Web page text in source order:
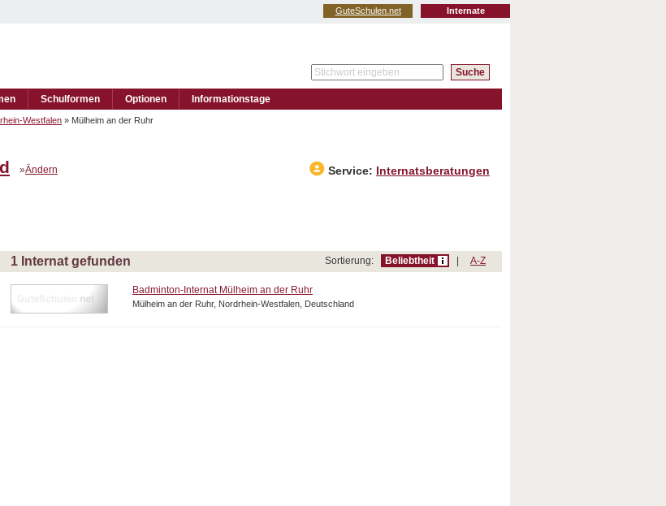
Internate
GuteSchulen.net
Schulformen Optionen Informationstage
Westfalen » Mülheim an der Ruhr
»Ändern Service:
Internatsberatungen
1 Internat gefunden Sortierung: Beliebtheit A-Z
Badminton-Internat Mülheim an der Ruhr
Mülheim an der Ruhr, Nordrhein-Westfalen, Deutschland